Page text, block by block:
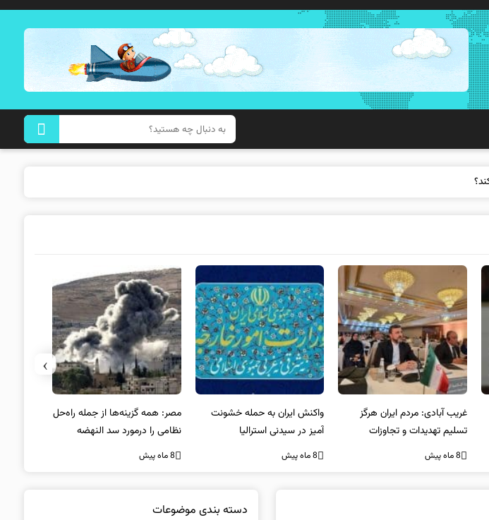
غریب آبادی: مردم ایران هرگز
تسلیم تهدیدات و تجاوزات
نخواهند شد و متحد و منسجم
8 ماه پیش
واکنش ایران به حمله خشونت
آمیز در سیدنی استرالیا
8 ماه پیش
مصر: همه گزینه‌ها از جمله راه‌حل
نظامی را درمورد سد النهضه
بررسی می‌کنیم
8 ماه پیش
›
دسته بندی موضوعات